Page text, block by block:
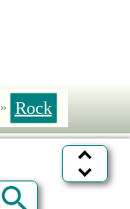
» Rock